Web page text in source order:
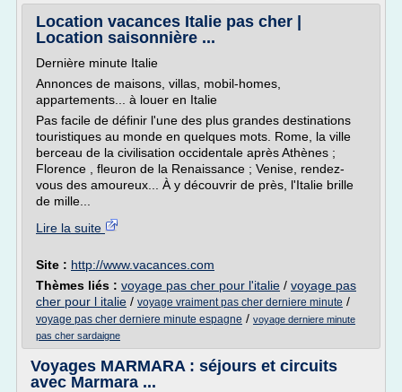
Location vacances Italie pas cher |
Location saisonnière ...
Dernière minute Italie
Annonces de maisons, villas, mobil-homes,
appartements... à louer en Italie
Pas facile de définir l'une des plus grandes destinations
touristiques au monde en quelques mots. Rome, la ville
berceau de la civilisation occidentale après Athènes ;
Florence , fleuron de la Renaissance ; Venise, rendez-
vous des amoureux... À y découvrir de près, l'Italie brille
de mille...
Lire la suite
Site : http://www.vacances.com
Thèmes liés : voyage pas cher pour l'italie / voyage pas
cher pour l italie / voyage vraiment pas cher derniere minute /
voyage pas cher derniere minute espagne / voyage derniere minute
pas cher sardaigne
Voyages MARMARA : séjours et circuits
avec Marmara ...